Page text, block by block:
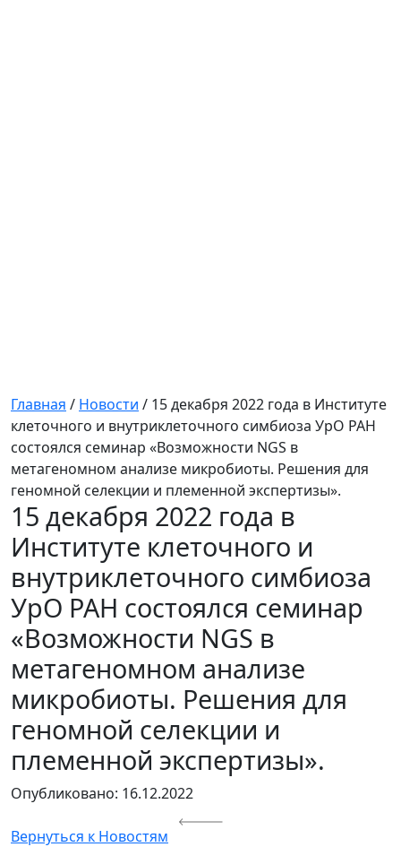
Главная / Новости / 15 декабря 2022 года в Институте
клеточного и внутриклеточного симбиоза УрО РАН
состоялся семинар «Возможности NGS в
метагеномном анализе микробиоты. Решения для
геномной селекции и племенной экспертизы».
15 декабря 2022 года в
Институте клеточного и
внутриклеточного симбиоза
УрО РАН состоялся семинар
«Возможности NGS в
метагеномном анализе
микробиоты. Решения для
геномной селекции и
племенной экспертизы».
Опубликовано: 16.12.2022
Вернуться к Новостям